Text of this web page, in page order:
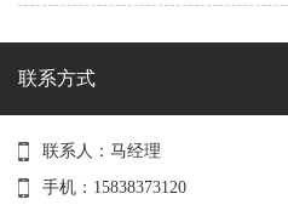
联系方式
联系人：马经理
手机：15838373120